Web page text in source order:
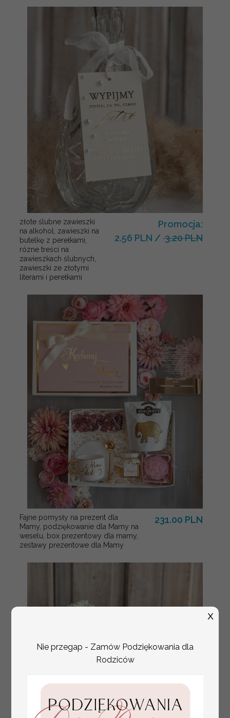
złote ślubne zawieszki
na alkohol, zawieszki na
butelkę z perełkami,
rózne treści na
zawieszkach ślubnych,
zawieszki ze złotymi
literami i perełkami
Promocja:
2.56 PLN / 3.20 PLN
Fajne pomysły na prezent dla
Mamy, podziękowanie dla Mamy na
weselu, box prezentowy dla mamy,
zestawy prezentowe dla Mamy
231.00 PLN
tłoczone winietki ślubne,
Promocja:
Nie przegap - Zamów Podziękowania dla
Rodziców
X